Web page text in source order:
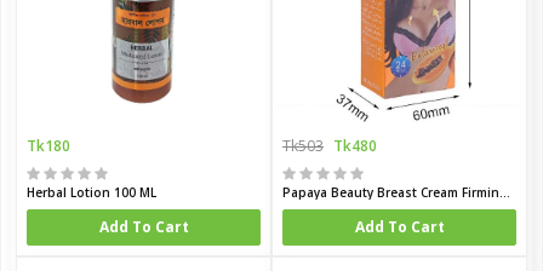
Tk180
Herbal Lotion 100 ML
Add To Cart
Tk503 Tk480
Add To Cart